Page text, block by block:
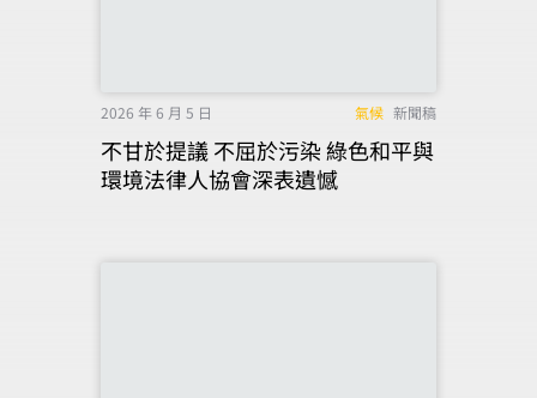
2026 年 6 月 5 日 氣候 新聞稿
不甘於提議 不屈於污染 綠色和平與
環境法律人協會深表遺憾